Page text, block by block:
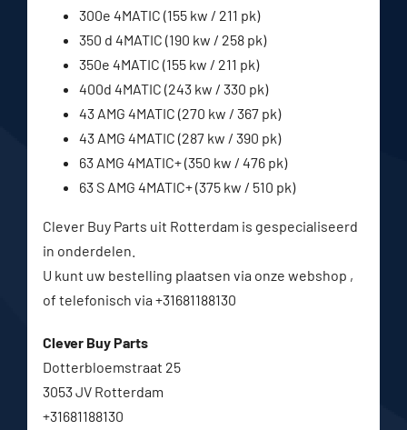
300e 4MATIC (155 kw / 211 pk)
350 d 4MATIC (190 kw / 258 pk)
350e 4MATIC (155 kw / 211 pk)
400d 4MATIC (243 kw / 330 pk)
43 AMG 4MATIC (270 kw / 367 pk)
43 AMG 4MATIC (287 kw / 390 pk)
63 AMG 4MATIC+ (350 kw / 476 pk)
63 S AMG 4MATIC+ (375 kw / 510 pk)
Clever Buy Parts uit Rotterdam is gespecialiseerd
in onderdelen.
U kunt uw bestelling plaatsen via onze webshop ,
of telefonisch via +31681188130
Clever Buy Parts
Dotterbloemstraat 25
3053 JV Rotterdam
+31681188130